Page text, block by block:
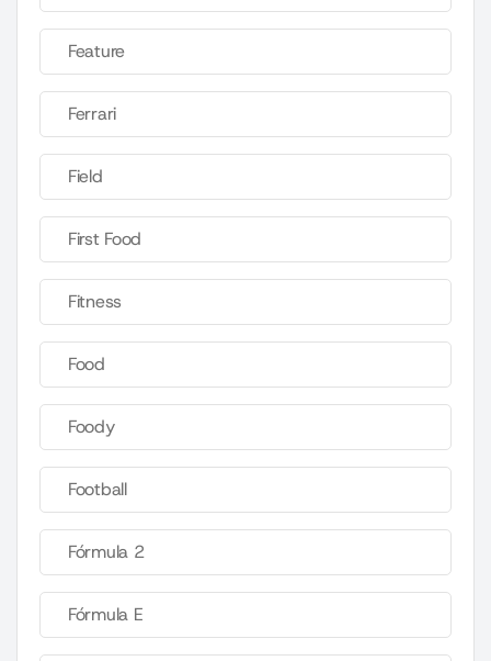
Feature
Ferrari
Field
First Food
Fitness
Food
Foody
Football
Fórmula 2
Fórmula E